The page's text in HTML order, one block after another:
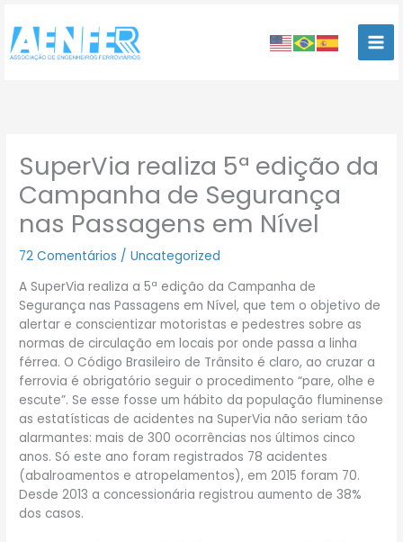
para
conteúdo
SuperVia realiza 5ª edição da
Campanha de Segurança
nas Passagens em Nível
72 Comentários /Uncategorized
A SuperVia realiza a 5ª edição da Campanha de
Segurança nas Passagens em Nível, que tem o objetivo de
alertar e conscientizar motoristas e pedestres sobre as
normas de circulação em locais por onde passa a linha
férrea. O Código Brasileiro de Trânsito é claro, ao cruzar a
ferrovia é obrigatório seguir o procedimento “pare, olhe e
escute”. Se esse fosse um hábito da população fluminense
as estatísticas de acidentes na SuperVia não seriam tão
alarmantes: mais de 300 ocorrências nos últimos cinco
anos. Só este ano foram registrados 78 acidentes
(abalroamentos e atropelamentos), em 2015 foram 70.
Desde 2013 a concessionária registrou aumento de 38%
dos casos.